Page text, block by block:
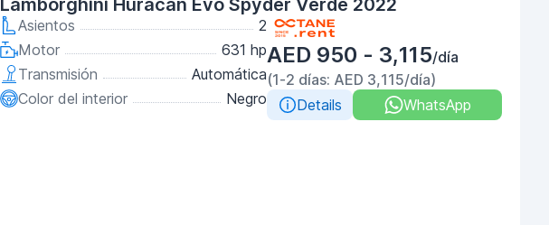
Lamborghini Huracan Evo Spyder Verde 2022
Asientos
2
Motor
631 hp
Transmisión
Automática
Color del interior
Negro
AED 950 - 3,115/día
(1-2 días: AED 3,115/día)
Details
WhatsApp